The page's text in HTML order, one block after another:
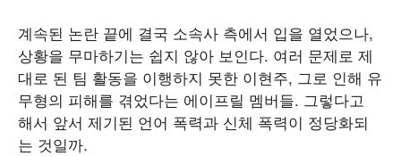
계속된 논란 끝에 결국 소속사 측에서 입을 열었으나,
상황을 무마하기는 쉽지 않아 보인다. 여러 문제로 제
대로 된 팀 활동을 이행하지 못한 이현주, 그로 인해 유
무형의 피해를 겪었다는 에이프릴 멤버들. 그렇다고
해서 앞서 제기된 언어 폭력과 신체 폭력이 정당화되
는 것일까.